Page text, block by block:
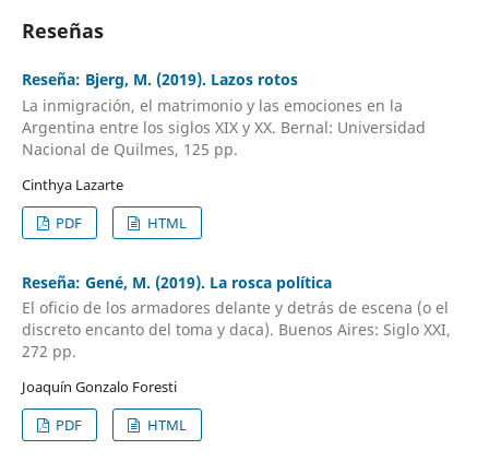
Reseñas
Reseña: Bjerg, M. (2019). Lazos rotos
La inmigración, el matrimonio y las emociones en la
Argentina entre los siglos XIX y XX. Bernal: Universidad
Nacional de Quilmes, 125 pp.
Cinthya Lazarte
PDF
HTML
Reseña: Gené, M. (2019). La rosca política
El oficio de los armadores delante y detrás de escena (o el
discreto encanto del toma y daca). Buenos Aires: Siglo XXI,
272 pp.
Joaquín Gonzalo Foresti
PDF
HTML